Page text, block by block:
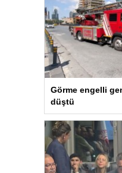
Görme engelli
düştü